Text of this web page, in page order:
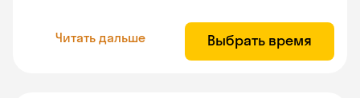
Читать дальше Выбрать время